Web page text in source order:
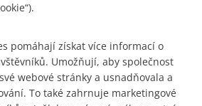
pomáhají získat více informací o
Umožňují, aby společnost
webové stránky a usnadňovala a
To také zahrnuje marketingové